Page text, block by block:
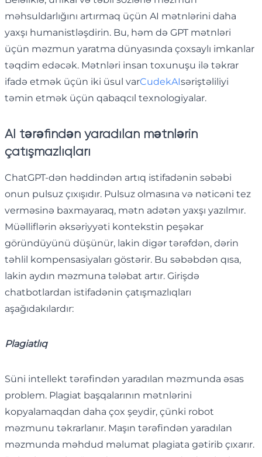
məhsuldarlığını artırmaq üçün AI mətnlərini daha
yaxşı humanistləşdirin. Bu, həm də GPT mətnləri
üçün məzmun yaratma dünyasında çoxsaylı imkanlar
təqdim edəcək. Mətnləri insan toxunuşu ilə təkrar
ifadə etmək üçün iki üsul varCudekAIsəriştəliliyi
təmin etmək üçün qabaqcıl texnologiyalar.
AI tərəfindən yaradılan mətnlərin
çatışmazlıqları
ChatGPT-dən həddindən artıq istifadənin səbəbi
onun pulsuz çıxışıdır. Pulsuz olmasına və nəticəni tez
verməsinə baxmayaraq, mətn adətən yaxşı yazılmır.
Müəlliflərin əksəriyyəti kontekstin peşəkar
göründüyünü düşünür, lakin digər tərəfdən, dərin
təhlil kompensasiyaları göstərir. Bu səbəbdən qısa,
lakin aydın məzmuna tələbat artır. Girişdə
chatbotlardan istifadənin çatışmazlıqları
aşağıdakılardır:
Plagiatlıq
Süni intellekt tərəfindən yaradılan məzmunda əsas
problem. Plagiat başqalarının mətnlərini
kopyalamaqdan daha çox şeydir, çünki robot
məzmunu təkrarlanır. Maşın tərəfindən yaradılan
məzmunda məhdud məlumat plagiata gətirib çıxarır.